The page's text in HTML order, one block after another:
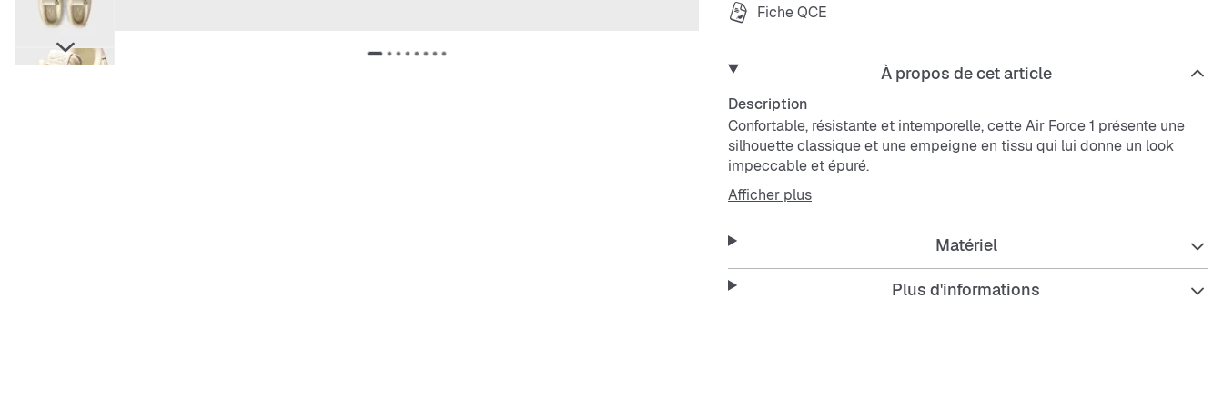
Fiche QCE
À propos de cet article
Description
Confortable, résistante et intemporelle, cette Air Force 1 présente une
silhouette classique et une empeigne en tissu qui lui donne un look
impeccable et épuré.
Afficher plus
Matériel
Plus d'informations